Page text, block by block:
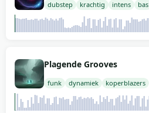
dubstep krachtig intens bas
Plagende Grooves
funk dynamiek koperblazers